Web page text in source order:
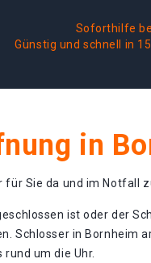
Soforthilfe
Günstig und schnell in
in
für Sie da und im Notfall
ist oder der
Schlosser in Bornheim
um die Uhr.